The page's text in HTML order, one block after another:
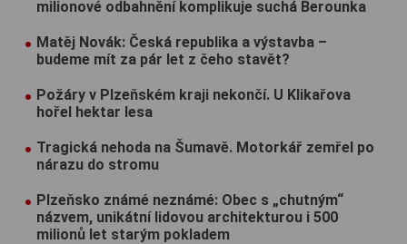
milionové odbahnění komplikuje suchá Berounka
Matěj Novák: Česká republika a výstavba –
budeme mít za pár let z čeho stavět?
Požáry v Plzeňském kraji nekončí. U Klikařova
hořel hektar lesa
Tragická nehoda na Šumavě. Motorkář zemřel po
nárazu do stromu
Plzeňsko známé neznámé: Obec s „chutným“
názvem, unikátní lidovou architekturou i 500
milionů let starým pokladem